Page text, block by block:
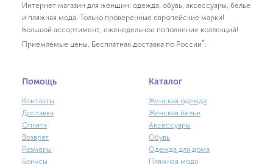
Интернет магазин для женщин: одежда, обувь, аксессуары, белье
и пляжная мода. Только проверенные европейские марки!
Большой ассортимент, еженедельное пополнение коллекций!
Приемлемые цены. Бесплатная доставка по России*
Помощь
Контакты
Доставка
Оплата
Возврат
Размеры
Бонусы
Каталог
Женская одежда
Женская белье
Аксессуары
Обувь
Одежда для дома
Пляжная мода